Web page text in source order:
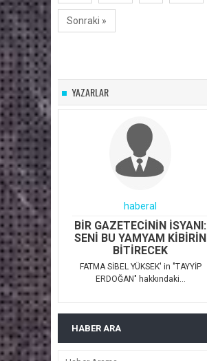
Sonraki »
YAZARLAR
haberal
BİR GAZETECİNİN İSYANI:
SENİ BU YAMYAM KİBİRİN
BİTİRECEK
FATMA SİBEL YÜKSEK' in "TAYYİP
ERDOĞAN" hakkındaki...
HABER ARA